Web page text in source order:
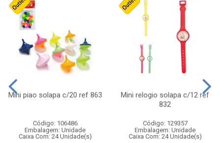
Mini piao solapa c/20 ref 863
Código: 106486
Embalagem: Unidade
Caixa Com: 24 Unidade(s)
Mini relogio solapa c/12 ref
832
Código: 129357
Embalagem: Unidade
Caixa Com: 24 Unidade(s)